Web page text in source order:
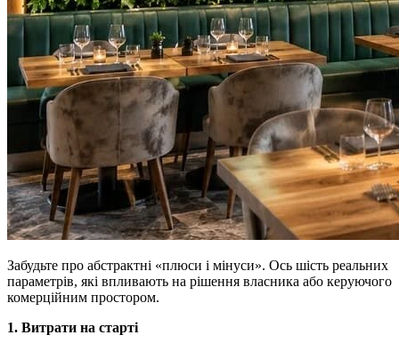
Забудьте про абстрактні «плюси і мінуси». Ось шість реальних
параметрів, які впливають на рішення власника або керуючого
комерційним простором.
1. Витрати на старті